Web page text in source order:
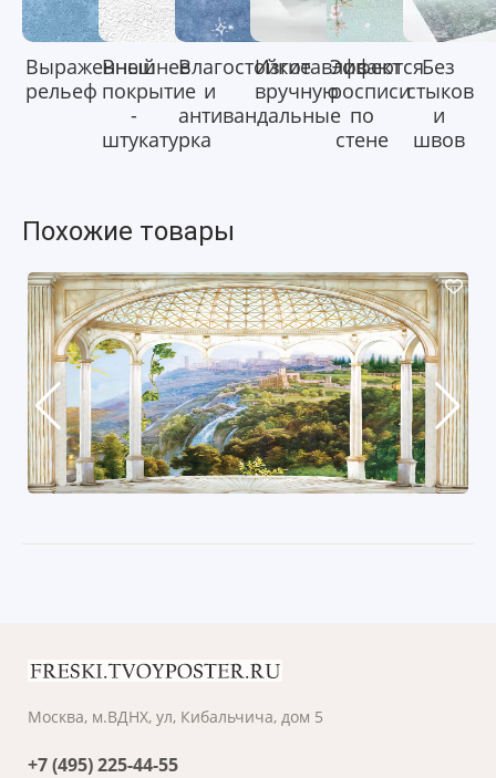
Выраженный
рельеф
Внешнее
покрытие
-
штукатурка
Влагостойкие
и
антивандальные
Изготавливаются
вручную
Эффект
росписи
по
стене
Без
стыков
и
швов
Похожие товары
Москва, м.ВДНХ, ул, Кибальчича, дом 5
+7 (495) 225-44-55